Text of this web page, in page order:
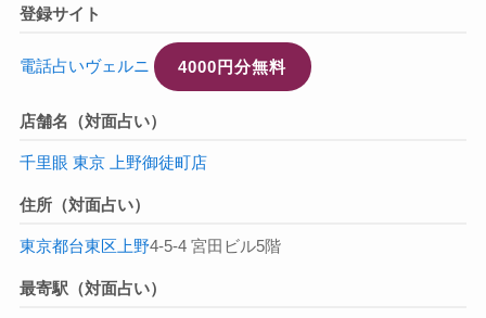
登録サイト
電話占いヴェルニ 4000円分無料
店舗名（対面占い）
千里眼 東京 上野御徒町店
住所（対面占い）
東京都台東区 上野4-5-4 宮田ビル5階
最寄駅（対面占い）